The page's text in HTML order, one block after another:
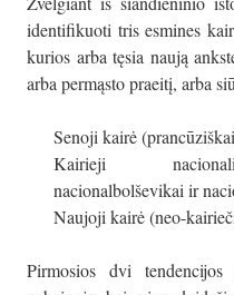
identifikuoti tris esmines
kurios arba tęsia naują
arba permąsto praeitį, arba
Senoji kairė
Kairieji
nacionalbolševikai ir
Naujoji kairė (neo-
Pirmosios dvi